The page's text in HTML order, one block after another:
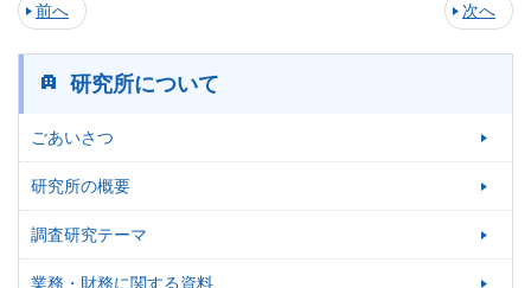
前へ 次へ
研究所について
ごあいさつ
研究所の概要
調査研究テーマ
業務・財務に関する資料